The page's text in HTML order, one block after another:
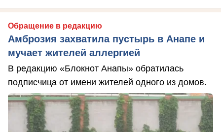
Обращение в редакцию
Амброзия захватила пустырь в Анапе и
мучает жителей аллергией
В редакцию «Блокнот Анапы» обратилась
подписчица от имени жителей одного из домов.